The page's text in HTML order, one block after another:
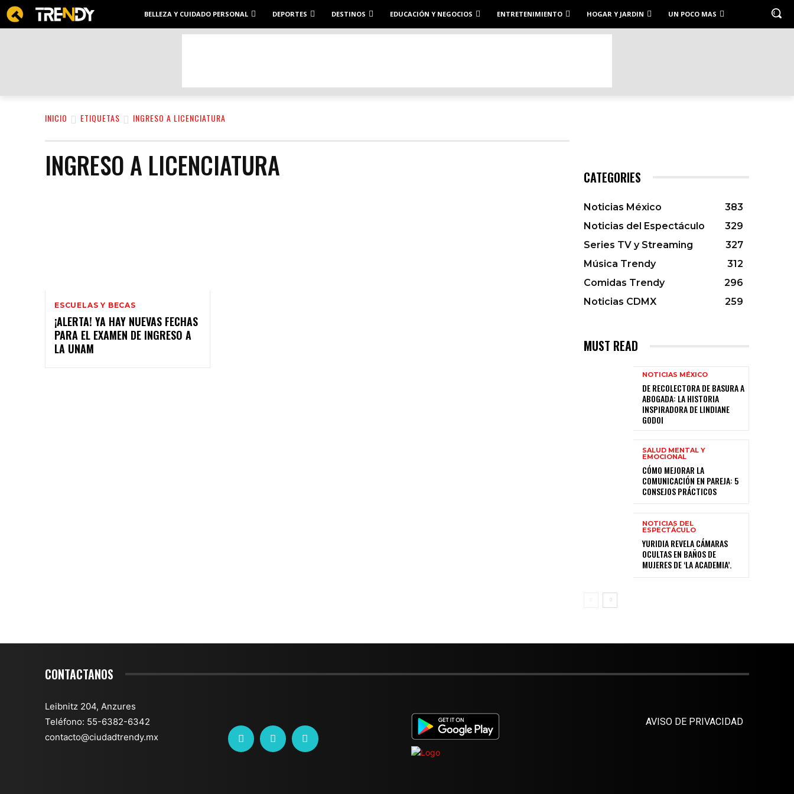
BELLEZA Y CUIDADO PERSONAL DEPORTES DESTINOS EDUCACIÓN Y NEGOCIOS ENTRETENIMIENTO HOGAR Y JARDIN UN POCO MAS
INICIO ETIQUETAS INGRESO A LICENCIATURA
INGRESO A LICENCIATURA
ESCUELAS Y BECAS
¡ALERTA! YA HAY NUEVAS FECHAS
PARA EL EXAMEN DE INGRESO A
LA UNAM
CATEGORIES
Noticias México
383
Noticias del Espectáculo
329
Series TV y Streaming
327
Música Trendy
312
Comidas Trendy
296
Noticias CDMX
259
MUST READ
NOTICIAS MÉXICO
DE RECOLECTORA DE BASURA A
ABOGADA: LA HISTORIA
INSPIRADORA DE LINDIANE
GODOI
SALUD MENTAL Y
EMOCIONAL
CÓMO MEJORAR LA
COMUNICACIÓN EN PAREJA: 5
CONSEJOS PRÁCTICOS
NOTICIAS DEL
ESPECTÁCULO
YURIDIA REVELA CÁMARAS
OCULTAS EN BAÑOS DE
MUJERES DE ‘LA ACADEMIA’.
CONTACTANOS
Leibnitz 204, Anzures
Teléfono: 55-6382-6342
contacto@ciudadtrendy.mx
AVISO DE PRIVACIDAD